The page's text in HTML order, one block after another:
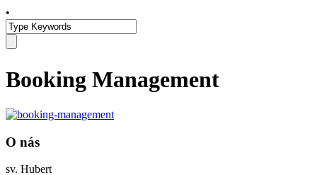
•
Booking Management
O nás
sv. Hubert